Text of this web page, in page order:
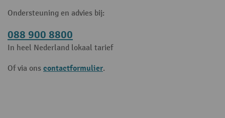
Ondersteuning en advies bij:
088 900 8800
In heel Nederland lokaal tarief
Of via ons contactformulier.